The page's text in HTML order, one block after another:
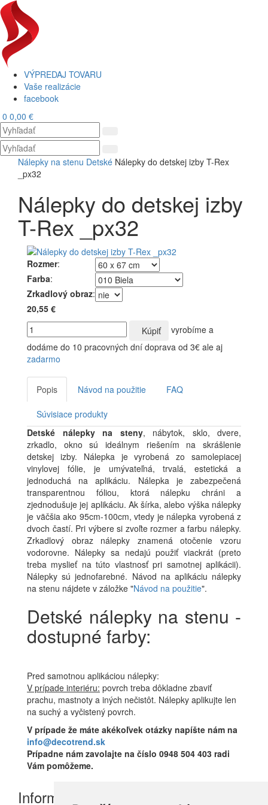
VÝPREDAJ TOVARU
Vaše realizácie
facebook
0 0,00 €
Nálepky na stenu Detské Nálepky do detskej izby T-Rex
_px32
Nálepky do detskej izby
T-Rex _px32
Rozmer:
Farba:
Zrkadlový obraz:
20,55 €
Kúpiť
vyrobíme a
dodáme do 10 pracovných dní doprava od 3€ ale aj
zadarmo
Popis Návod na použitie FAQ
Súvisiace produkty
Detské nálepky na steny, nábytok, sklo, dvere,
zrkadlo, okno sú ideálnym riešením na skrášlenie
detskej izby. Nálepka je vyrobená zo samolepiacej
vinylovej fólie, je umývateľná, trvalá, estetická a
jednoduchá na aplikáciu. Nálepka je zabezpečená
transparentnou fóliou, ktorá nálepku chráni a
zjednodušuje jej aplikáciu. Ak šírka, alebo výška nálepky
je väčšia ako 95cm-100cm, vtedy je nálepka vyrobená z
dvoch častí. Pri výbere si zvoľte rozmer a farbu nálepky.
Zrkadlový obraz nálepky znamená otočenie vzoru
vodorovne. Nálepky sa nedajú použiť viackrát (preto
treba myslieť na túto vlastnosť pri samotnej aplikácii).
Nálepky sú jednofarebné. Návod na aplikáciu nálepky
na stenu nájdete v záložke "Návod na použitie".
Detské nálepky na stenu -
dostupné farby:
Pred samotnou aplikáciou nálepky:
V prípade interiéru: povrch treba dôkladne zbaviť
prachu, mastnoty a iných nečistôt. Nálepky aplikujte len
na suchý a vyčistený povrch.
V prípade že máte akékoľvek otázky napíšte nám na
info@decotrend.sk
Prípadne nám zavolajte na číslo 0948 504 403 radi
Vám pomôžeme.
Informácie